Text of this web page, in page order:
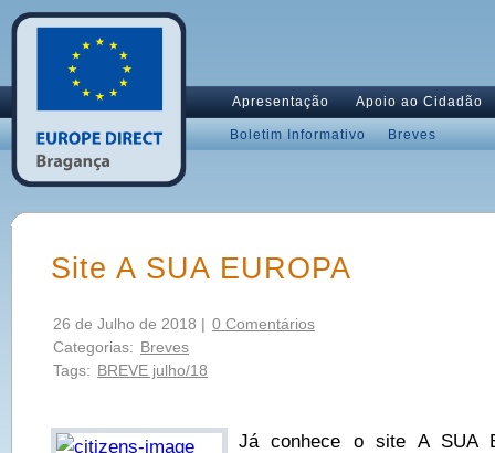
Apresentação Apoio ao Cidadão
Boletim Informativo Breves
Site A SUA EUROPA
26 de Julho de 2018 | 0 Comentários
Categorias: Breves
Tags: BREVE julho/18
Já conhece o site A SUA